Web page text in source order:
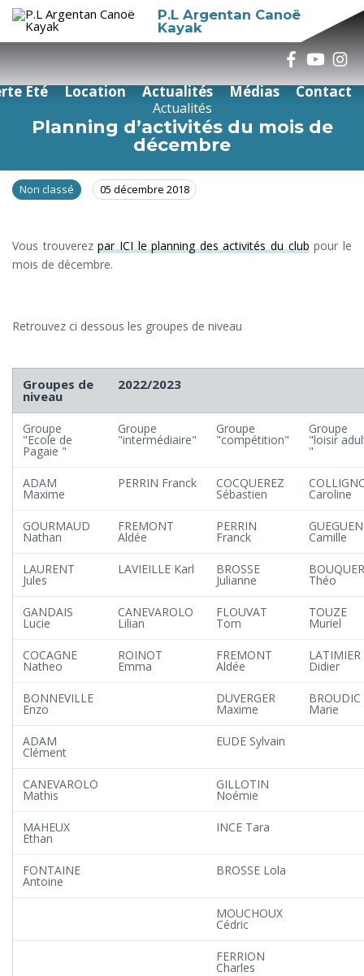
P.L Argentan Canoë
Kayak
Eté Location Actualités Médias Contact
Actualités
Planning d’activités du mois de
décembre
Non classé 05 décembre 2018
Vous trouverezpar ICI le planning des activités du clubpour le
mois de décembre.
Retrouvez ci dessous les groupes de niveau
Groupes de
niveau
2022/2023
Groupe
"Ecole de
Pagaie "
Groupe
"intermédiaire"
Groupe
"compétition"
Groupe
"loisir
"
ADAM
Maxime
PERRIN Franck COCQUEREZ
Sébastien Caroline
GOURMAUD
Nathan
FREMONT
Aldée
PERRIN
Franck
GUEGUEN
Camille
LAURENT
Jules
LAVIEILLE Karl BROSSE
Julianne Théo
GANDAIS
Lucie
CANEVAROLO
Lilian
FLOUVAT
Tom
TOUZE
Muriel
COCAGNE
Natheo
ROINOT
Emma
FREMONT
Aldée
LATIMIER
Didier
BONNEVILLE
Enzo
DUVERGER
Maxime
BROUDIC
Marie
ADAM
Clément
EUDE Sylvain
CANEVAROLO
Mathis
GILLOTIN
Noémie
MAHEUX
Ethan
INCE Tara
FONTAINE
Antoine
BROSSE Lola
MOUCHOUX
Cédric
FERRION
Charles